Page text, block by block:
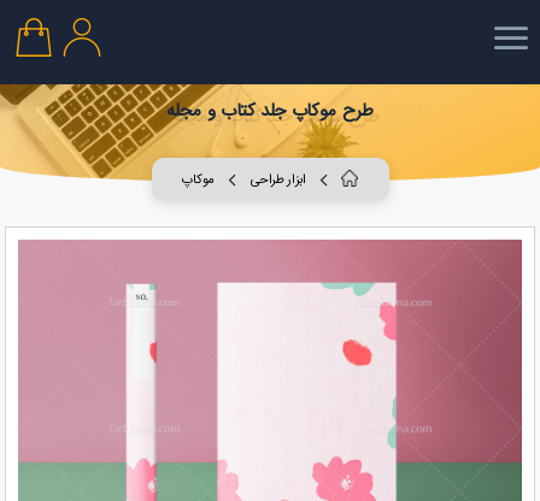
طرح موکاپ جلد کتاب و مجله
ابزار طراحی موکاپ